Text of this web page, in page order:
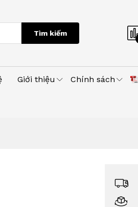
Tìm kiếm
Giới thiệu Chính sách